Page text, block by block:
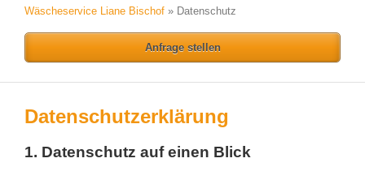
Wäscheservice Liane Bischof» Datenschutz
Anfrage stellen
Datenschutzerklärung
1. Datenschutz auf einen Blick